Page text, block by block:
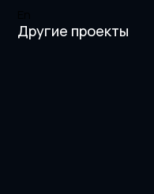
Другие проекты